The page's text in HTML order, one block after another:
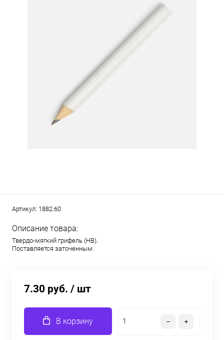
Артикул: 1882.60
Описание товара:
Твердо-мягкий грифель (HB).
Поставляется заточенным.
7.30 руб. / шт
В корзину